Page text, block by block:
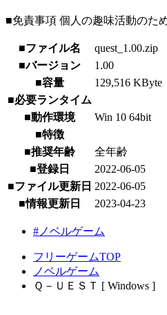
■免責事項 個人の趣味活動のた
■ファイル名
quest_1.00.zip
■バージョン
1.00
■容量
129,516 KByte
■必要ランタイム
■動作環境
Win 10 64bit
■特徴
■推奨年齢
全年齢
■登録日
2022-06-05
■ファイル更新日 2022-06-05
■情報更新日
2023-04-23
#ノベルゲーム
フリーゲームTOP
ノベルゲーム
Ｑ－ＵＥＳＴ [ Windows ]